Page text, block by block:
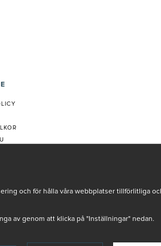
och för hålla våra webbplatser tillförlitliga
av genom att klicka på "Inställningar" nedan.